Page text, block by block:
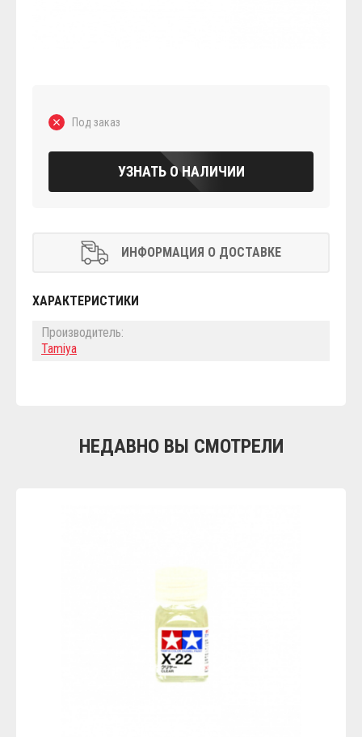
Под заказ
УЗНАТЬ О НАЛИЧИИ
ИНФОРМАЦИЯ О ДОСТАВКЕ
ХАРАКТЕРИСТИКИ
Производитель:
Tamiya
НЕДАВНО ВЫ СМОТРЕЛИ